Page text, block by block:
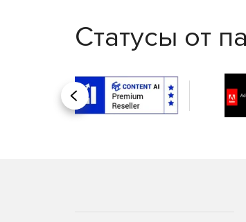
Статусы от
Назад